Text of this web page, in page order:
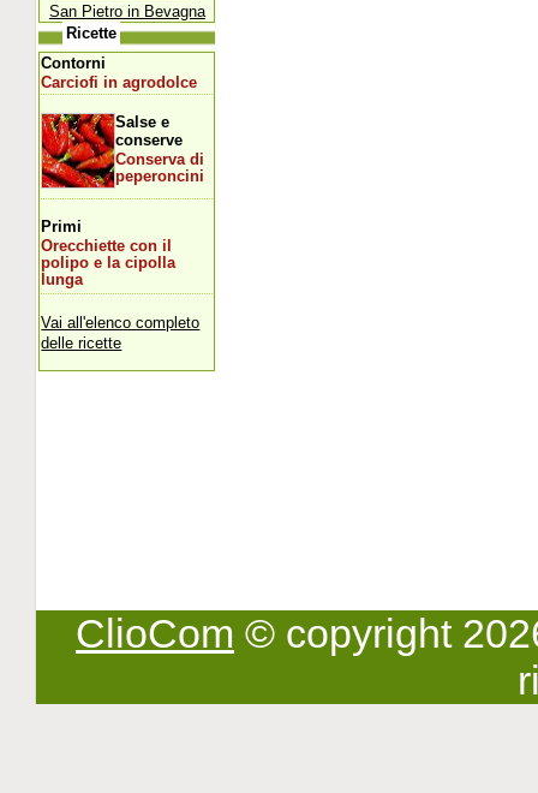
San Pietro in Bevagna
Ricette
Contorni
Carciofi in agrodolce
Salse e
conserve
Conserva di
peperoncini
Primi
Orecchiette con il
polipo e la cipolla
lunga
Vai all'elenco completo
delle ricette
ClioCom © copyright